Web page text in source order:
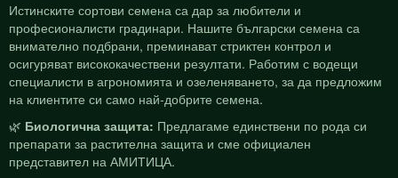
Истинските сортови семена са дар за любители и
професионалисти градинари. Нашите български семена са
внимателно подбрани, преминават стриктен контрол и
осигуряват висококачествени резултати. Работим с водещи
специалисти в агрономията и озеленяването, за да предложим
на клиентите си само най-добрите семена.
🌿 Биологична защита: Предлагаме единствени по рода си
препарати за растителна защита и сме официален
представител на АМИТИЦА.